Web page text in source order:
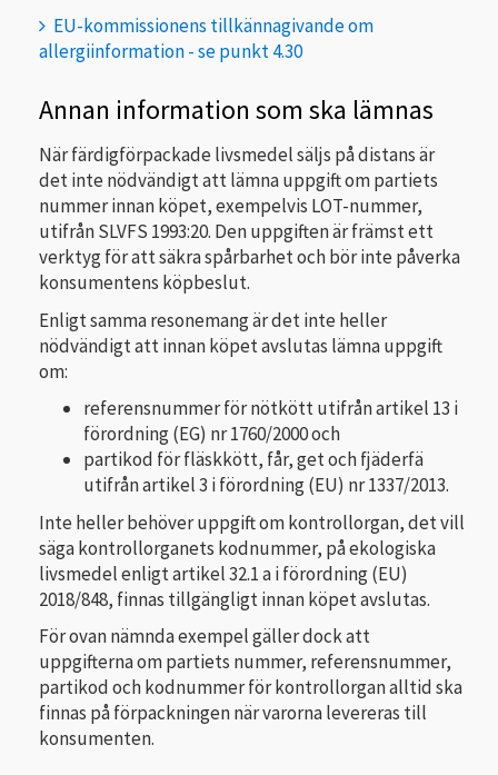
EU-kommissionens tillkännagivande om
allergiinformation - se punkt 4.30
Annan information som ska lämnas
När färdigförpackade livsmedel säljs på distans är
det inte nödvändigt att lämna uppgift om partiets
nummer innan köpet, exempelvis LOT-nummer,
utifrån SLVFS 1993:20. Den uppgiften är främst ett
verktyg för att säkra spårbarhet och bör inte påverka
konsumentens köpbeslut.
Enligt samma resonemang är det inte heller
nödvändigt att innan köpet avslutas lämna uppgift
om:
referensnummer för nötkött utifrån artikel 13 i
förordning (EG) nr 1760/2000 och
partikod för fläskkött, får, get och fjäderfä
utifrån artikel 3 i förordning (EU) nr 1337/2013.
Inte heller behöver uppgift om kontrollorgan, det vill
säga kontrollorganets kodnummer, på ekologiska
livsmedel enligt artikel 32.1 a i förordning (EU)
2018/848, finnas tillgängligt innan köpet avslutas.
För ovan nämnda exempel gäller dock att
uppgifterna om partiets nummer, referensnummer,
partikod och kodnummer för kontrollorgan alltid ska
finnas på förpackningen när varorna levereras till
konsumenten.